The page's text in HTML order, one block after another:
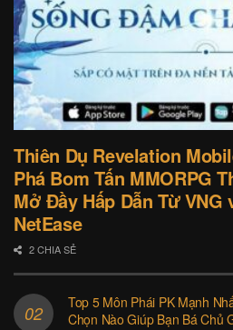
Thiên Dụ Revelation
Phá Bom Tấn MMORPG
Mở Đầy Hấp Dẫn Từ VNG
NetEase
2 CHIA SẺ
Top 5 Môn Phái PK Mạnh
Chọn Nào Giúp Bạn Bá Chủ